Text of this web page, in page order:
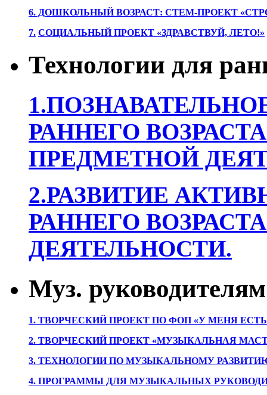
6. ДОШКОЛЬНЫЙ ВОЗРАСТ: СТЕМ-ПРОЕКТ
7. СОЦИАЛЬНЫЙ ПРОЕКТ «ЗДРАВСТВУЙ, ЛЕТО!»
Технологии для
РАННЕГО
ПРЕДМЕТНОЙ
2.РАЗВИТИЕ
РАННЕГО
ДЕЯТЕЛЬНОСТИ.
Муз. руководителям
1. ТВОРЧЕСКИЙ ПРОЕКТ ПО ФОП «У МЕНЯ
2. ТВОРЧЕСКИЙ ПРОЕКТ «МУЗЫКАЛЬНАЯ
3. ТЕХНОЛОГИИ ПО МУЗЫКАЛЬНОМУ
4. ПРОГРАММЫ ДЛЯ МУЗЫКАЛЬНЫХ